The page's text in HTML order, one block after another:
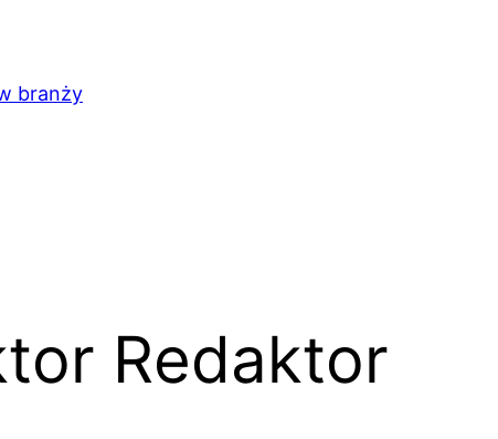
branży
Redaktor